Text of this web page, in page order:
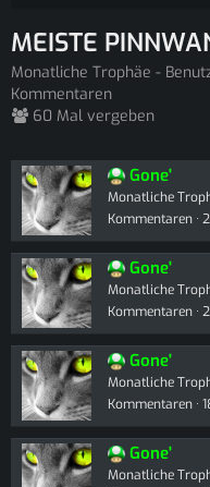
MEISTE
Monatliche Trophäe -
Kommentaren
60 Mal vergeben
Gone'
Monatliche
Kommentaren
Gone'
Monatliche
Kommentaren
Gone'
Monatliche
Kommentaren
Gone'
Monatliche